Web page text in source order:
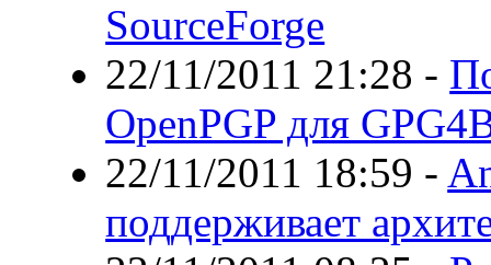
SourceForge
22/11/2011 21:28 -
OpenPGP для
22/11/2011 18:59 -
поддерживает